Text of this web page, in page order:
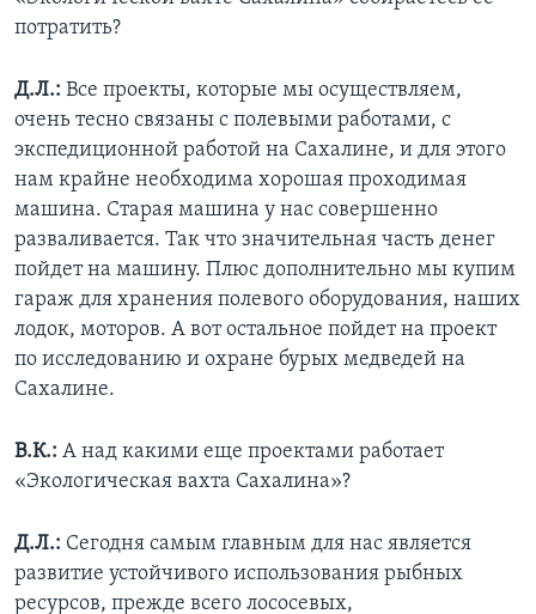
потратить?
Д.Л.: Все проекты, которые мы осуществляем,
очень тесно связаны с полевыми работами, с
экспедиционной работой на Сахалине, и для этого
нам крайне необходима хорошая проходимая
машина. Старая машина у нас совершенно
разваливается. Так что значительная часть денег
пойдет на машину. Плюс дополнительно мы купим
гараж для хранения полевого оборудования, наших
лодок, моторов. А вот остальное пойдет на проект
по исследованию и охране бурых медведей на
Сахалине.
В.К.: А над какими еще проектами работает
«Экологическая вахта Сахалина»?
Д.Л.: Сегодня самым главным для нас является
развитие устойчивого использования рыбных
ресурсов, прежде всего лососевых,